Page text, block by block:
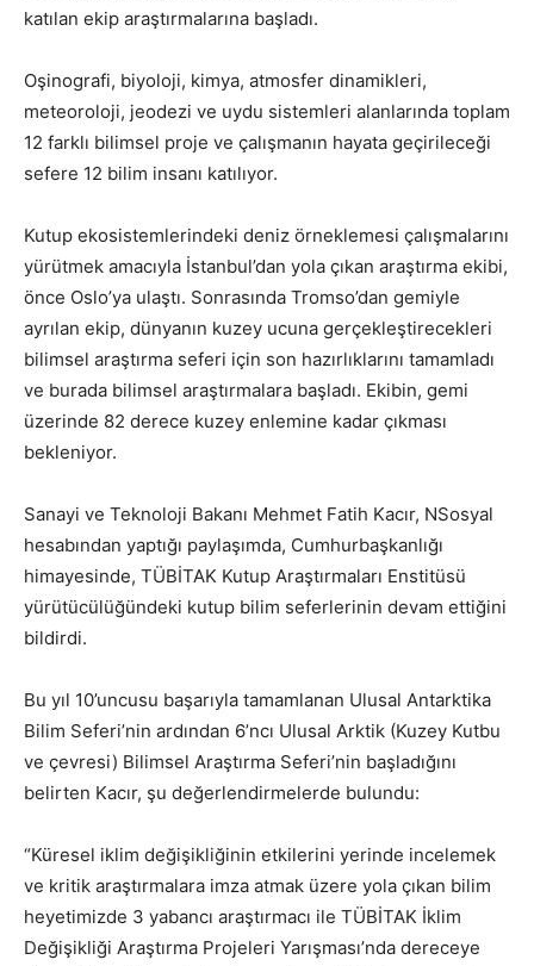
katılan ekip araştırmalarına başladı.
Oşinografi, biyoloji, kimya, atmosfer dinamikleri,
meteoroloji, jeodezi ve uydu sistemleri alanlarında toplam
12 farklı bilimsel proje ve çalışmanın hayata geçirileceği
sefere 12 bilim insanı katılıyor.
Kutup ekosistemlerindeki deniz örneklemesi çalışmalarını
yürütmek amacıyla İstanbul’dan yola çıkan araştırma ekibi,
önce Oslo’ya ulaştı. Sonrasında Tromso’dan gemiyle
ayrılan ekip, dünyanın kuzey ucuna gerçekleştirecekleri
bilimsel araştırma seferi için son hazırlıklarını tamamladı
ve burada bilimsel araştırmalara başladı. Ekibin, gemi
üzerinde 82 derece kuzey enlemine kadar çıkması
bekleniyor.
Sanayi ve Teknoloji Bakanı Mehmet Fatih Kacır, NSosyal
hesabından yaptığı paylaşımda, Cumhurbaşkanlığı
himayesinde, TÜBİTAK Kutup Araştırmaları Enstitüsü
yürütücülüğündeki kutup bilim seferlerinin devam ettiğini
bildirdi.
Bu yıl 10’uncusu başarıyla tamamlanan Ulusal Antarktika
Bilim Seferi’nin ardından 6’ncı Ulusal Arktik (Kuzey Kutbu
ve çevresi) Bilimsel Araştırma Seferi’nin başladığını
belirten Kacır, şu değerlendirmelerde bulundu:
“Küresel iklim değişikliğinin etkilerini yerinde incelemek
ve kritik araştırmalara imza atmak üzere yola çıkan bilim
heyetimizde 3 yabancı araştırmacı ile TÜBİTAK İklim
Değişikliği Araştırma Projeleri Yarışması’nda dereceye